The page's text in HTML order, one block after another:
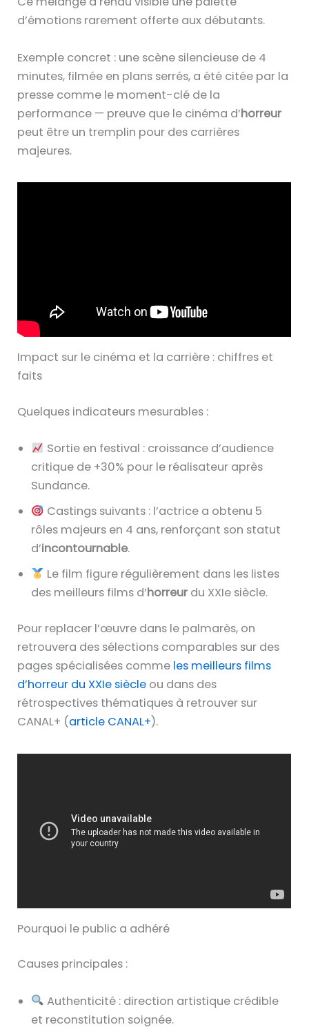
d’émotions rarement offerte aux débutants.
Exemple concret : une scène silencieuse de 4
minutes, filmée en plans serrés, a été citée par la
presse comme le moment-clé de la
performance — preuve que le cinéma d’horreur
peut être un tremplin pour des carrières
majeures.
Impact sur le cinéma et la carrière : chiffres et
faits
Quelques indicateurs mesurables :
Sortie en festival : croissance d’audience
critique de +30% pour le réalisateur après
Sundance.
Castings suivants : l’actrice a obtenu 5
rôles majeurs en 4 ans, renforçant son statut
d’incontournable.
Le film figure régulièrement dans les listes
des meilleurs films d’horreur du XXIe siècle.
Pour replacer l’œuvre dans le palmarès, on
retrouvera des sélections comparables sur des
pages spécialisées comme les meilleurs films
d’horreur du XXIe siècle ou dans des
rétrospectives thématiques à retrouver sur
CANAL+ (article CANAL+).
Pourquoi le public a adhéré
Causes principales :
Authenticité : direction artistique crédible
et reconstitution soignée.